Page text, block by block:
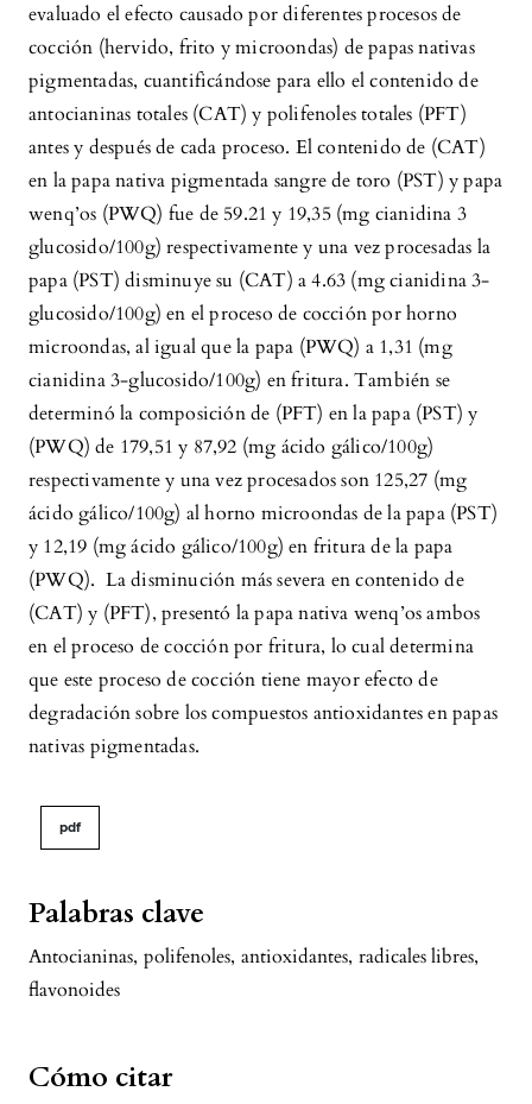
Palabras clave
Antocianinas, polifenoles, antioxidantes, radicales libres,
flavonoides
Cómo citar
evaluado el efecto causado por diferentes procesos de
cocción (hervido, frito y microondas) de papas nativas
pigmentadas, cuantificándose para ello el contenido de
antocianinas totales (CAT) y polifenoles totales (PFT)
antes y después de cada proceso. El contenido de (CAT)
en la papa nativa pigmentada sangre de toro (PST) y papa
wenq’os (PWQ) fue de 59.21 y 19,35 (mg cianidina 3
glucosido/100g) respectivamente y una vez procesadas la
papa (PST) disminuye su (CAT) a 4.63 (mg cianidina 3-
glucosido/100g) en el proceso de cocción por horno
microondas, al igual que la papa (PWQ) a 1,31 (mg
cianidina 3-glucosido/100g) en fritura. También se
determinó la composición de (PFT) en la papa (PST) y
(PWQ) de 179,51 y 87,92 (mg ácido gálico/100g)
respectivamente y una vez procesados son 125,27 (mg
ácido gálico/100g) al horno microondas de la papa (PST)
y 12,19 (mg ácido gálico/100g) en fritura de la papa
(PWQ). La disminución más severa en contenido de
(CAT) y (PFT), presentó la papa nativa wenq’os ambos
en el proceso de cocción por fritura, lo cual determina
que este proceso de cocción tiene mayor efecto de
degradación sobre los compuestos antioxidantes en papas
nativas pigmentadas.
pdf